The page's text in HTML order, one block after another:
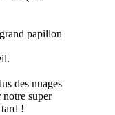
papillon
des nuages
notre super
!